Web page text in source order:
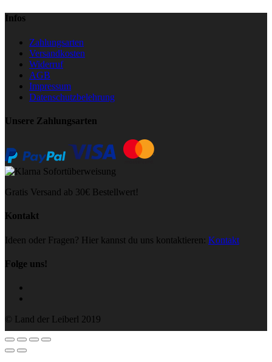
Infos
Zahlungsarten
Versandkosten
Widerruf
AGB
Impressum
Datenschutzbelehrung
Unsere Zahlungsarten
Gratis Versand ab 30€ Bestellwert!
Kontakt
Ideen oder Fragen? Hier kannst du uns kontaktieren: Kontakt
Folge uns!
© Land der Leiberl 2019